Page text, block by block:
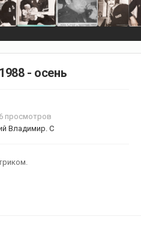
- осень
просмотров
Владимир. С